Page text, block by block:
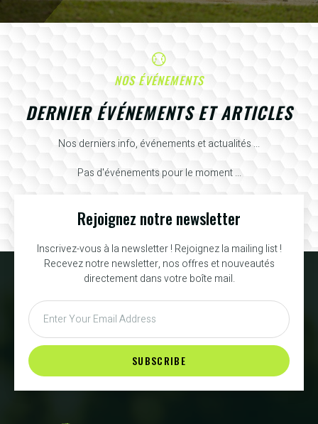
NOS ÉVÉNEMENTS
DERNIER ÉVÉNEMENTS ET ARTICLES
Nos derniers info, événements et actualités ...
Pas d'événements pour le moment ...
Rejoignez notre newsletter
Inscrivez-vous à la newsletter ! Rejoignez la mailing list !
Recevez notre newsletter, nos offres et nouveautés
directement dans votre boîte mail.
SUBSCRIBE